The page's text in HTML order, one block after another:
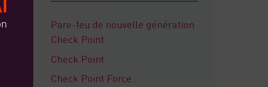
Pare-feu de nouvelle génération
Check Point
Check Point
Check Point Force